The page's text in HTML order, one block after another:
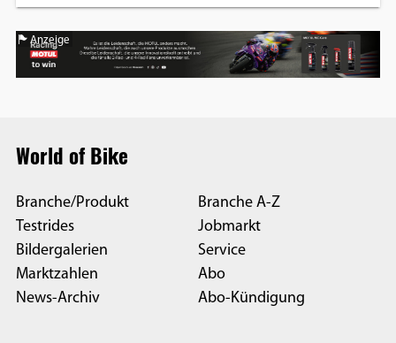
Anzeige
World of Bike
Branche/Produkt
Testrides
Bildergalerien
Marktzahlen
News-Archiv
Branche A-Z
Jobmarkt
Service
Abo
Abo-Kündigung